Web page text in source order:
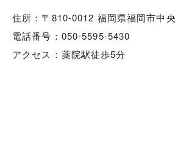
住所：〒810-0012 福岡県福岡市中
電話番号：050-5595-5430
アクセス：薬院駅徒歩5分